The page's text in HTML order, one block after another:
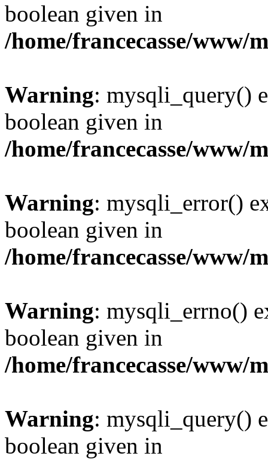
boolean given in
/home/francecasse/www/
Warning: mysqli_query()
boolean given in
/home/francecasse/www/
Warning: mysqli_error()
boolean given in
/home/francecasse/www/
Warning: mysqli_errno()
boolean given in
/home/francecasse/www/
Warning: mysqli_query()
boolean given in